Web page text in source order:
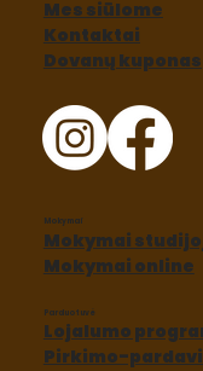
Mes siūlome
Kontaktai
Dovanų kuponas
Parduotuvė
Lojalumo
Pirkimo-
Mokymai
Mokymai
Mokymai online